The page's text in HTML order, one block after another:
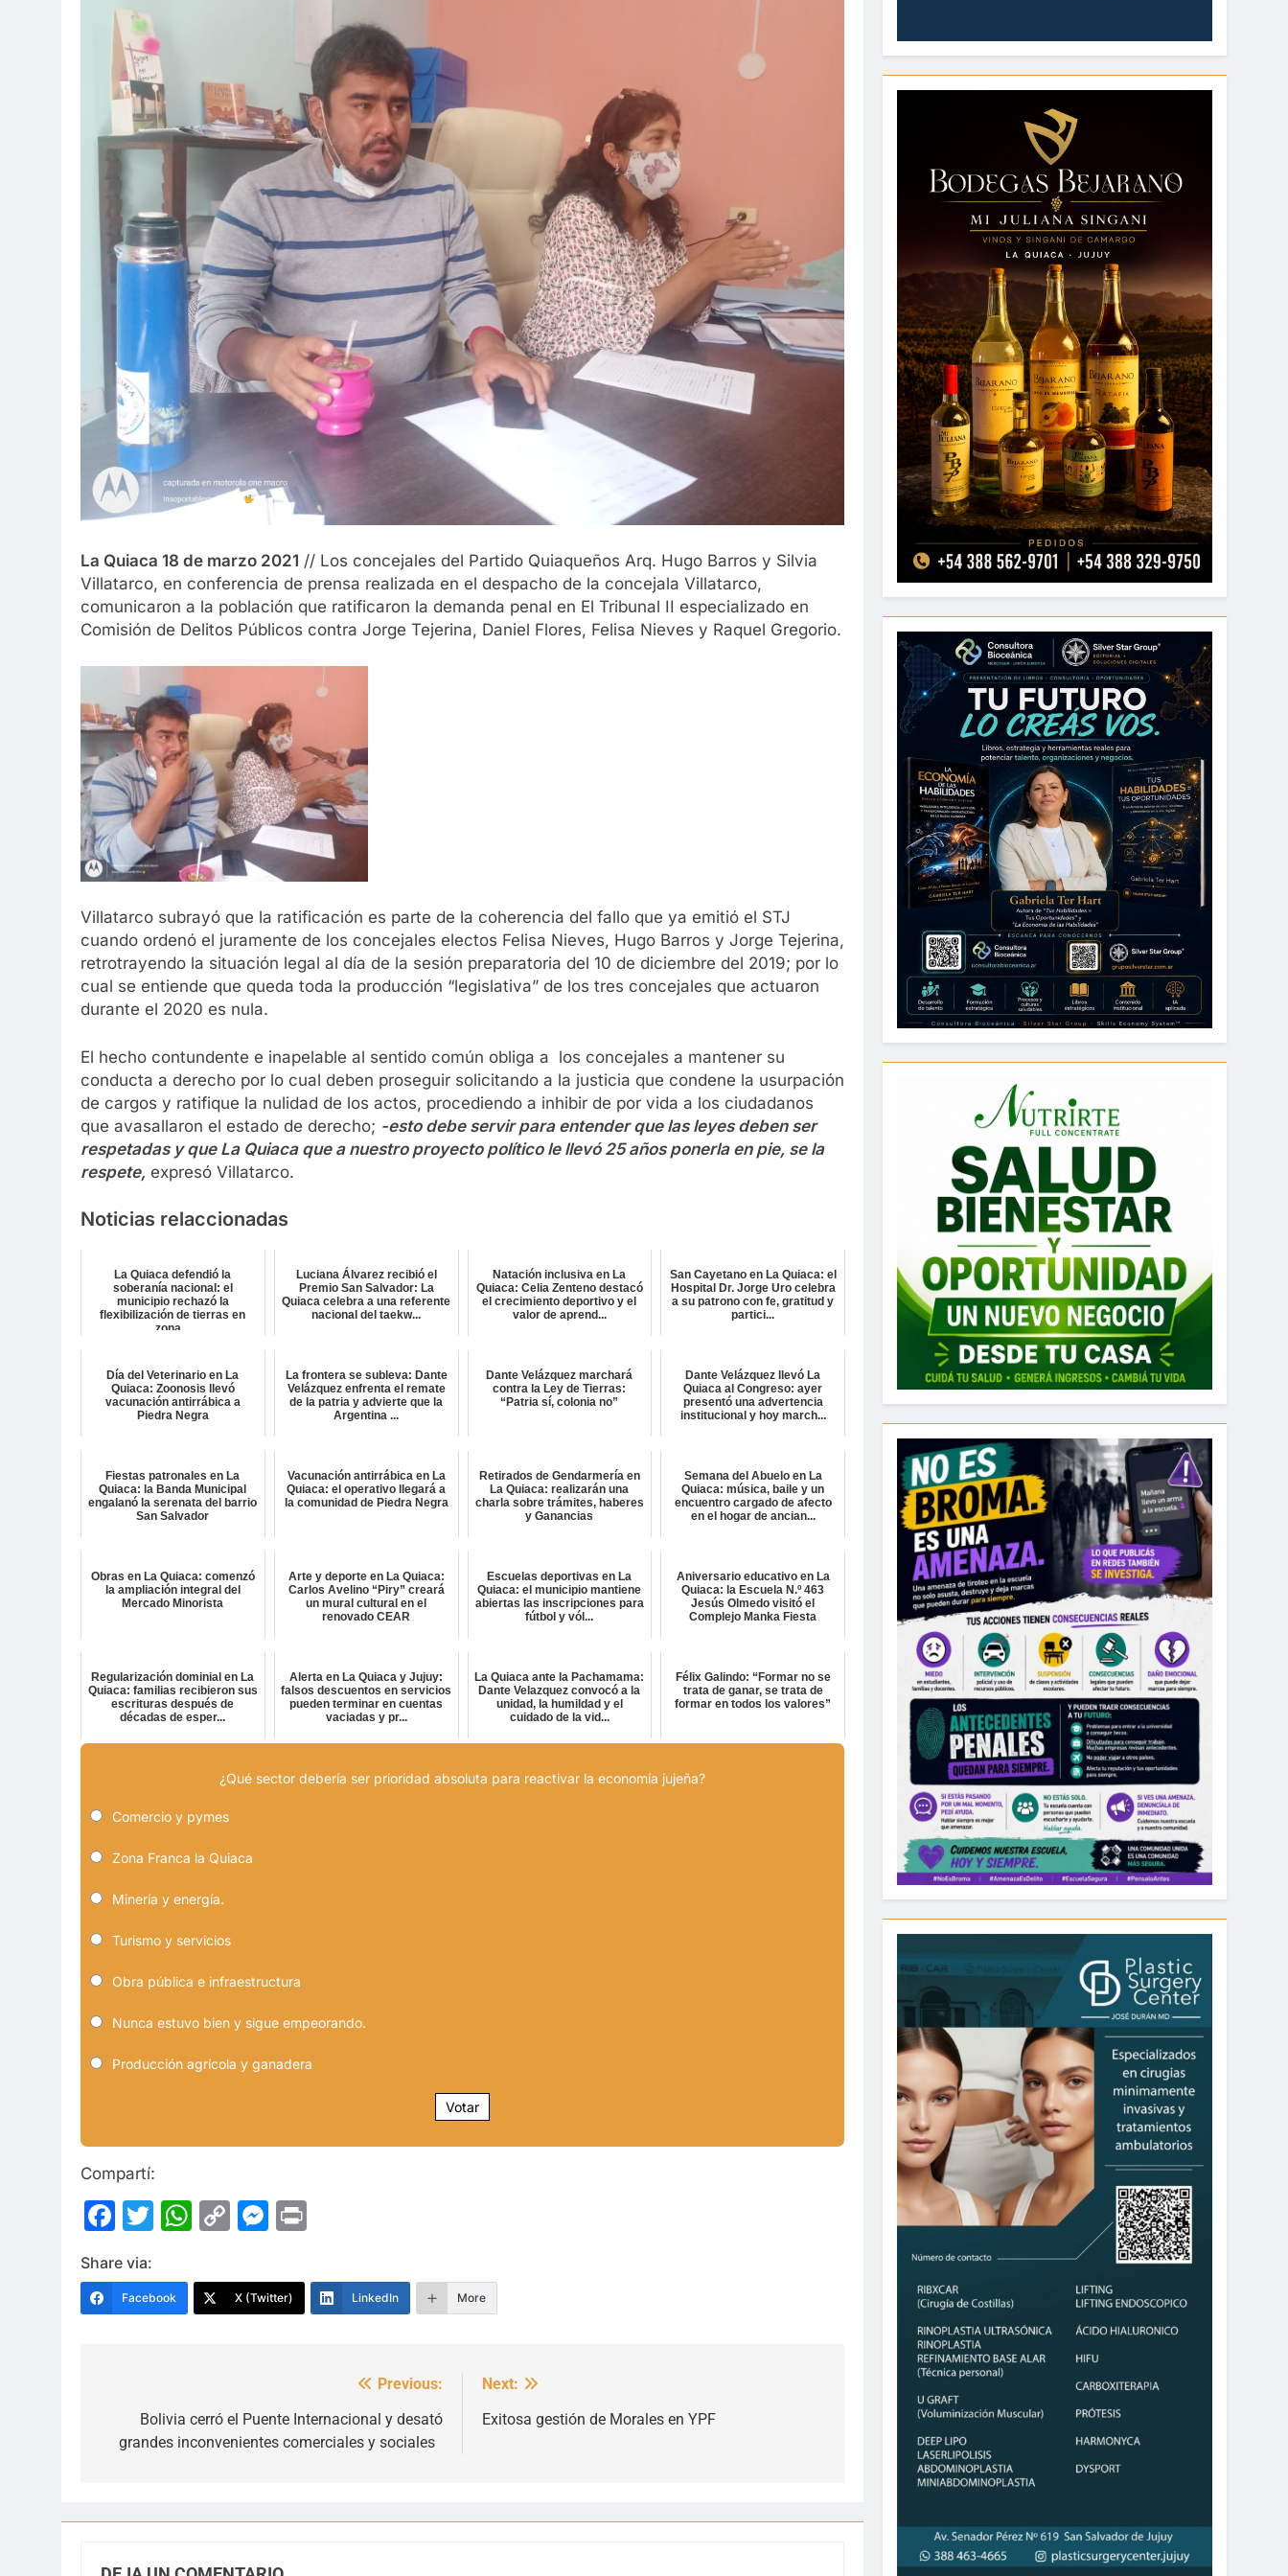
La Quiaca 18 de marzo 2021 // Los concejales del Partido Quiaqueños Arq. Hugo Barros y Silvia
Villatarco, en conferencia de prensa realizada en el despacho de la concejala Villatarco,
comunicaron a la población que ratificaron la demanda penal en El Tribunal II especializado en
Comisión de Delitos Públicos contra Jorge Tejerina, Daniel Flores, Felisa Nieves y Raquel Gregorio.
Villatarco subrayó que la ratificación es parte de la coherencia del fallo que ya emitió el STJ
cuando ordenó el juramente de los concejales electos Felisa Nieves, Hugo Barros y Jorge Tejerina,
retrotrayendo la situación legal al día de la sesión preparatoria del 10 de diciembre del 2019; por lo
cual se entiende que queda toda la producción “legislativa” de los tres concejales que actuaron
durante el 2020 es nula.
El hecho contundente e inapelable al sentido común obliga a los concejales a mantener su
conducta a derecho por lo cual deben proseguir solicitando a la justicia que condene la usurpación
de cargos y ratifique la nulidad de los actos, procediendo a inhibir de por vida a los ciudadanos
que avasallaron el estado de derecho; -esto debe servir para entender que las leyes deben ser
respetadas y que La Quiaca que a nuestro proyecto político le llevó 25 años ponerla en pie, se la
respete, expresó Villatarco.
Noticias relaccionadas
La Quiaca defendió la
soberanía nacional: el
municipio rechazó la
flexibilización de tierras en
zona...
Luciana Álvarez recibió el
Premio San Salvador: La
Quiaca celebra a una referente
nacional del taekw...
Natación inclusiva en La
Quiaca: Celia Zenteno destacó
el crecimiento deportivo y el
valor de aprend...
San Cayetano en La Quiaca: el
Hospital Dr. Jorge Uro celebra
a su patrono con fe, gratitud y
partici...
Día del Veterinario en La
Quiaca: Zoonosis llevó
vacunación antirrábica a
Piedra Negra
La frontera se subleva: Dante
Velázquez enfrenta el remate
de la patria y advierte que la
Argentina ...
Dante Velázquez marchará
contra la Ley de Tierras:
“Patria sí, colonia no”
Dante Velázquez llevó La
Quiaca al Congreso: ayer
presentó una advertencia
institucional y hoy march...
Fiestas patronales en La
Quiaca: la Banda Municipal
engalanó la serenata del barrio
San Salvador
Vacunación antirrábica en La
Quiaca: el operativo llegará a
la comunidad de Piedra Negra
Retirados de Gendarmería en
La Quiaca: realizarán una
charla sobre trámites, haberes
y Ganancias
Semana del Abuelo en La
Quiaca: música, baile y un
encuentro cargado de afecto
en el hogar de ancian...
Obras en La Quiaca: comenzó
la ampliación integral del
Mercado Minorista
Arte y deporte en La Quiaca:
Carlos Avelino “Piry” creará
un mural cultural en el
renovado CEAR
Escuelas deportivas en La
Quiaca: el municipio mantiene
abiertas las inscripciones para
fútbol y vól...
Aniversario educativo en La
Quiaca: la Escuela N.º 463
Jesús Olmedo visitó el
Complejo Manka Fiesta
Regularización dominial en La
Quiaca: familias recibieron sus
escrituras después de
décadas de esper...
Alerta en La Quiaca y Jujuy:
falsos descuentos en servicios
pueden terminar en cuentas
vaciadas y pr...
La Quiaca ante la Pachamama:
Dante Velazquez convocó a la
unidad, la humildad y el
cuidado de la vid...
Félix Galindo: “Formar no se
trata de ganar, se trata de
formar en todos los valores”
¿Qué sector debería ser prioridad absoluta para reactivar la economía jujeña?
Comercio y pymes
Zona Franca la Quiaca
Minería y energía.
Turismo y servicios
Obra pública e infraestructura
Nunca estuvo bien y sigue empeorando.
Producción agrícola y ganadera
Votar
Compartí:
Facebook
Twitter
WhatsApp
CopyMessenger
Share via:
Facebook X (Twitter) LinkedIn More
entradas
Previous:
Bolivia cerró el Puente Internacional y desató
grandes inconvenientes comerciales y sociales
Next:
Exitosa gestión de Morales en YPF